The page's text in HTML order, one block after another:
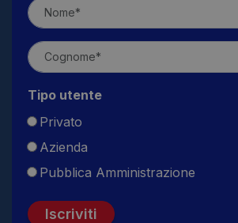
Tipo utente
Privato
Azienda
Pubblica Amministrazione
Iscriviti